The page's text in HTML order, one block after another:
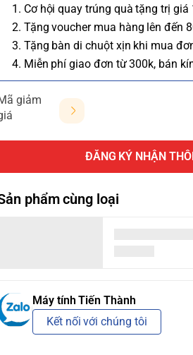
1. Cơ hội quay trúng quà tặng trị giá
2. Tặng voucher mua hàng lên đến
3. Tặng bàn di chuột xịn khi mua
4. Miễn phí giao đơn từ 300k, bán
giảm
ĐĂNG KÝ NHẬN
phẩm cùng loại
Máy tính Tiến Thành
Kết nối với chúng tôi